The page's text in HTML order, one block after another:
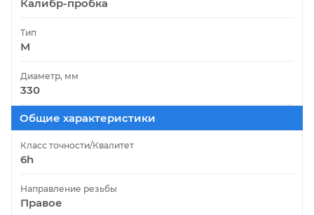
Калибр-пробка
Тип
М
Диаметр, мм
330
Общие характеристики
Класс точности/Квалитет
6h
Направление резьбы
Правое